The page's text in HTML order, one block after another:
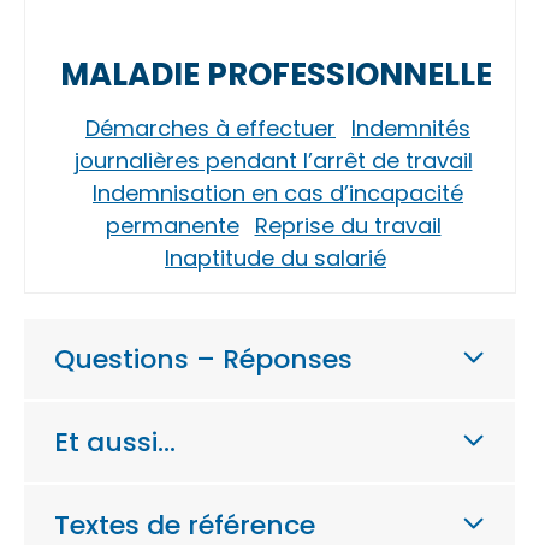
MALADIE PROFESSIONNELLE
Démarches à effectuer Indemnités
journalières pendant l’arrêt de travail
Indemnisation en cas d’incapacité
permanente Reprise du travail
Inaptitude du salarié
Questions – Réponses
Et aussi…
Textes de référence